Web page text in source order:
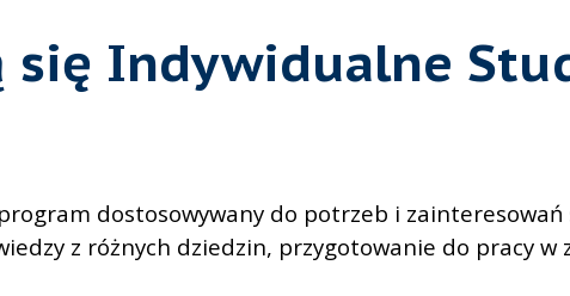
się Indywidualne
dostosowywany do potrzeb i
z różnych dziedzin, przygotowanie do pracy w